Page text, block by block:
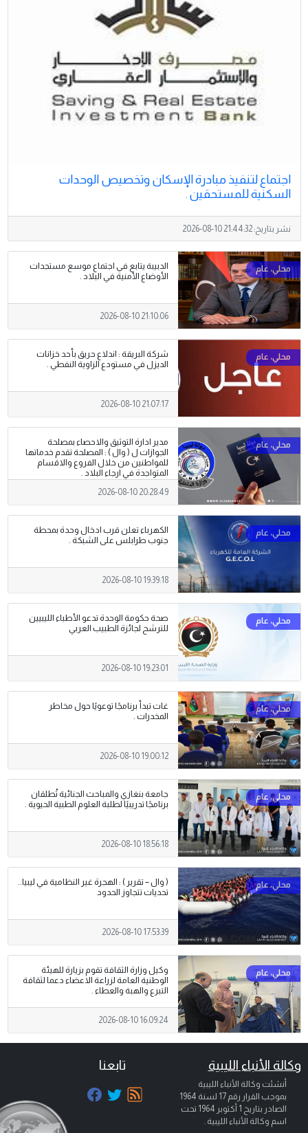
اجتماع لتنفيذ مبادرة الإسكان وتخصيص الوحدات
السكنية للمستحقين .
نشر بتاريخ:2026-08-10 21:44:32
الدبيبة يتابع في اجتماع موسع مستجدات
الأوضاع الأمنية في البلاد .
2026-08-10 21:10:06
شركة البريقة : اندلاع حريق بأحد خزانات
الديزل في مستودع الزاوية النفطي .
2026-08-10 21:07:17
مدير ادارة التوثيق والاحصاء بمصلحة
الجوازات ل ( وال ) : المصلحة تقدم خدماتها
للمواطنين من خلال الفروع والاقسام
المتواجدة في ارجاء البلاد .
2026-08-10 20:28:49
الكهرباء تعلن قرب ادخال وحدة بمحطة
جنوب طرابلس على الشبكة .
2026-08-10 19:39:18
صحة حكومة الوحدة تدعو الأطباء الليبيين
للترشح لجائزة الطبيب العربي
2026-08-10 19:23:01
غات تبدأ برنامجًا توعويًا حول مخاطر
المخدرات .
2026-08-10 19:00:12
جامعة بنغازي والمباحث الجنائية تُطلقان
برنامجًا تدريبيًا لطلبة العلوم الطبية الحيوية .
2026-08-10 18:56:18
( وال – تقرير ) : الهجرة غير النظامية في ليبيا..
تحديات تتجاوز الحدود
2026-08-10 17:53:39
وكيل وزارة الثقافة تقوم بزيارة للهيئة
الوطنية العامة لزراعة الاعضاء دعما لثقافة
التبرع والهبة والعطاء .
2026-08-10 16:09:24
وكالة الأنباء الليبية
أنشئت وكالة الأنباء الليبية
بموجب القرار رقم 17 لسنة 1964
الصادر بتاريخ 1 أكتوبر 1964
تحت
اسم وكالة الأنباء الليبية .
تابعنا